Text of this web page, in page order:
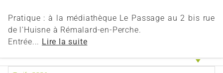
Pratique : à la médiathèque Le Passage au 2 bis rue
de l'Huisne à Rémalard-en-Perche.
Entrée... Lire la suite